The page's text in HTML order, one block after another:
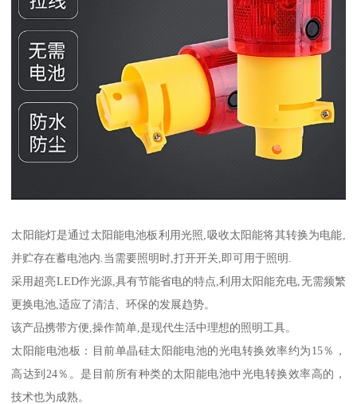
太阳能灯是通过太阳能电池板利用光照,吸收太阳能将其转换为电能,
并贮存在蓄电池内.当需要照明时,打开开关,即可用于照明.
采用超亮LED作光源,具有节能省电的特点,利用太阳能充电,无需频繁
更换电池,适应了清洁、环保的发展趋势。
该产品携带方便,操作简单,是现代生活中理想的照明工具。
太阳能电池板：目前单晶硅太阳能电池的光电转换效率约为15％，
高达到24％。是目前所有种类的太阳能电池中光电转换效率高的，
技术也为成熟。